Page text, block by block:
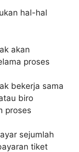
hal-hal
akan
proses
bekerja sama
biro
proses
sejumlah
tiket